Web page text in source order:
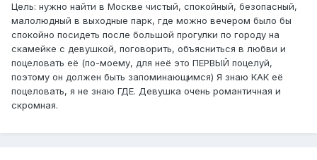
Цель: нужно найти в Москве чистый, спокойный, безопасный,
малолюдный в выходные парк, где можно вечером было бы
спокойно посидеть после большой прогулки по городу на
скамейке с девушкой, поговорить, объясниться в любви и
поцеловать её (по-моему, для неё это ПЕРВЫЙ поцелуй,
поэтому он должен быть запоминающимся) Я знаю КАК её
поцеловать, я не знаю ГДЕ. Девушка очень романтичная и
скромная.